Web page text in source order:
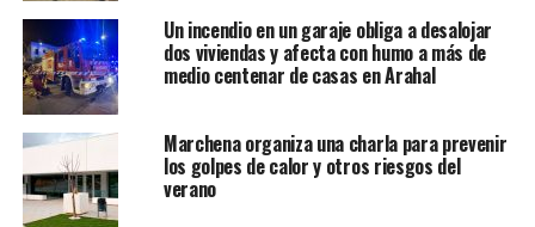
Un incendio en un garaje obliga a desalojar
dos viviendas y afecta con humo a más de
medio centenar de casas en Arahal
Marchena organiza una charla para prevenir
los golpes de calor y otros riesgos del
verano